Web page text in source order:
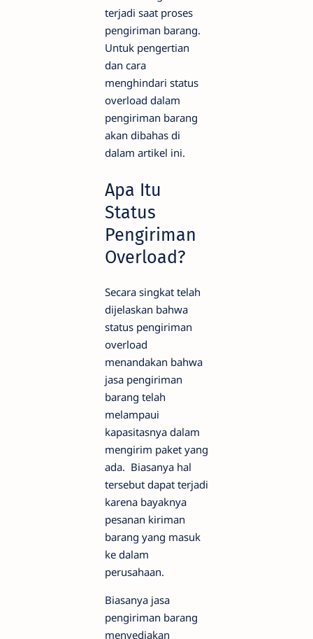
terjadi saat proses
pengiriman barang.
Untuk pengertian
dan cara
menghindari status
overload dalam
pengiriman barang
akan dibahas di
dalam artikel ini.
Apa Itu
Status
Pengiriman
Overload?
Secara singkat telah
dijelaskan bahwa
status pengiriman
overload
menandakan bahwa
jasa pengiriman
barang telah
melampaui
kapasitasnya dalam
mengirim paket yang
ada. Biasanya hal
tersebut dapat terjadi
karena bayaknya
pesanan kiriman
barang yang masuk
ke dalam
perusahaan.
Biasanya jasa
pengiriman barang
menyediakan